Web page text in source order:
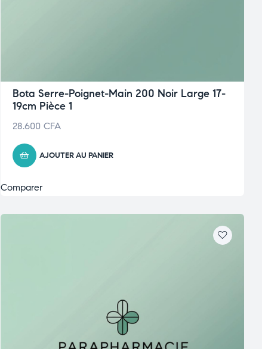
Bota Serre-Poignet-Main 200 Noir Large 17-
19cm Pièce 1
28.600 CFA
AJOUTER AU PANIER
Comparer